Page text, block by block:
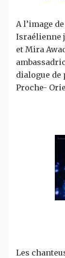
A l’image
Israélienne
et Mira
dialogue de
Proche-
Les